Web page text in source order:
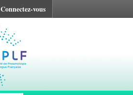
Connectez-vous